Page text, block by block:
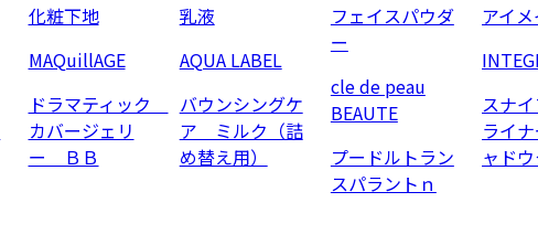
化粧下地
MAQuillAGE
ドラマティック
カバージェリ
ー ＢＢ
乳液
AQUA LABEL
バウンシングケ
ア ミルク（詰
め替え用）
フェイスパウダ
ー
cle de peau
BEAUTE
プードルトラン
スパラントｎ
アイ
スナ
ライ
ャドウ